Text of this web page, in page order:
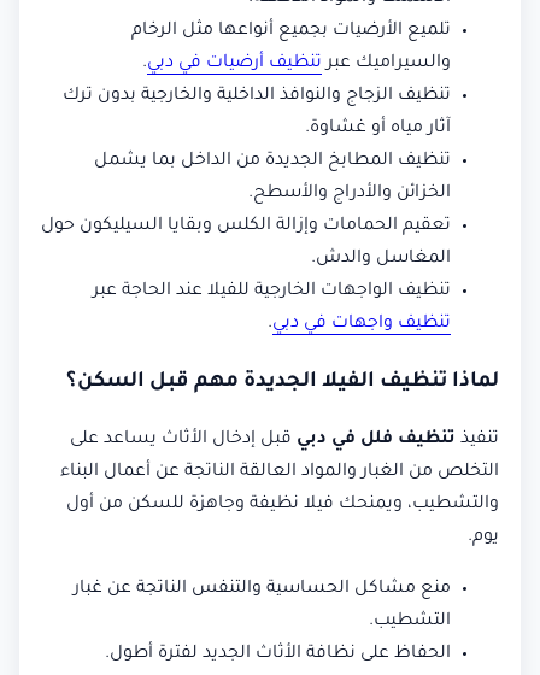
تلميع الأرضيات بجميع أنواعها مثل الرخام
والسيراميك عبرتنظيف أرضيات في دبي.
تنظيف الزجاج والنوافذ الداخلية والخارجية بدون ترك
آثار مياه أو غشاوة.
تنظيف المطابخ الجديدة من الداخل بما يشمل
الخزائن والأدراج والأسطح.
تعقيم الحمامات وإزالة الكلس وبقايا السيليكون حول
المغاسل والدش.
تنظيف الواجهات الخارجية للفيلا عند الحاجة عبر
تنظيف واجهات في دبي.
لماذا تنظيف الفيلا الجديدة مهم قبل السكن؟
تنفيذ تنظيف فلل في دبي قبل إدخال الأثاث يساعد على
التخلص من الغبار والمواد العالقة الناتجة عن أعمال البناء
والتشطيب، ويمنحك فيلا نظيفة وجاهزة للسكن من أول
يوم.
منع مشاكل الحساسية والتنفس الناتجة عن غبار
التشطيب.
الحفاظ على نظافة الأثاث الجديد لفترة أطول.